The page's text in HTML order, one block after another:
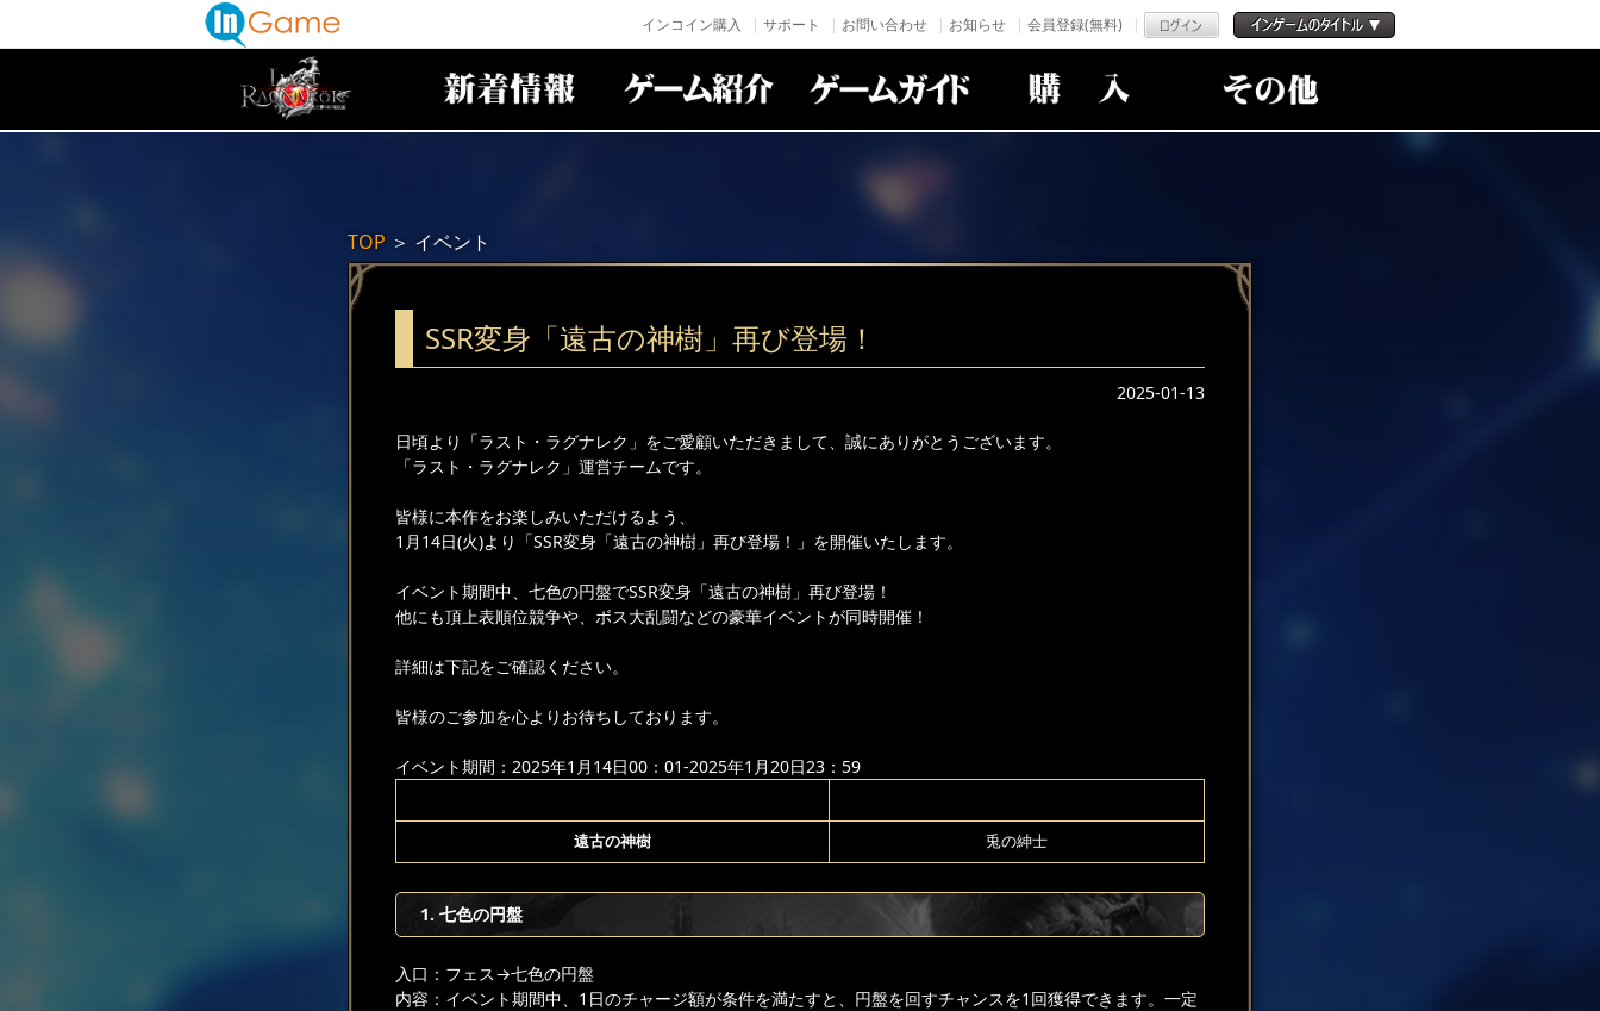
インコイン購入 サポート お問い合わせ お知らせ 会員登録(無料)
TOP ＞ イベント
SSR変身「遠古の神樹」再び登場！
2025-01-13
日頃より「ラスト・ラグナレク」をご愛顧いただきまして、誠にありがとうございます。
「ラスト・ラグナレク」運営チームです。
皆様に本作をお楽しみいただけるよう、
1月14日(火)より「SSR変身「遠古の神樹」再び登場！」を開催いたします。
イベント期間中、七色の円盤でSSR変身「遠古の神樹」再び登場！
他にも頂上表順位競争や、ボス大乱闘などの豪華イベントが同時開催！
詳細は下記をご確認ください。
皆様のご参加を心よりお待ちしております。
イベント期間：2025年1月14日00：01-2025年1月20日23：59
遠古の神樹 兎の紳士
1. 七色の円盤
入口：フェス→七色の円盤
内容：イベント期間中、1日のチャージ額が条件を満たすと、円盤を回すチャンスを1回獲得できます。一定